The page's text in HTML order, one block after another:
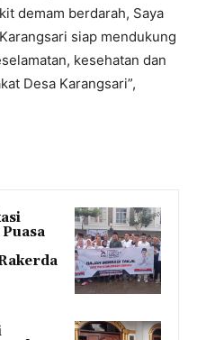
demam berdarah, Saya
siap mendukung
kesehatan dan
Desa Karangsari”,